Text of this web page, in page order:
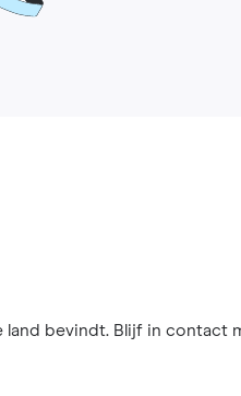
bevindt. Blijf in contact